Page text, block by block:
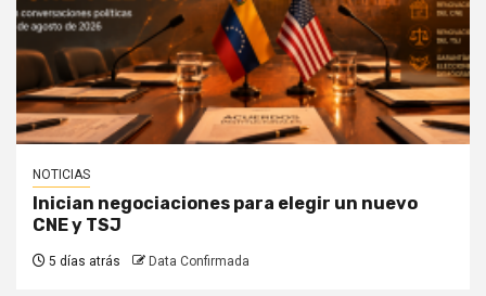
NOTICIAS
Inician negociaciones para elegir un nuevo
CNE y TSJ
5 días atrás Data Confirmada